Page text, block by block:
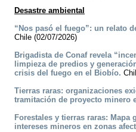
Desastre ambiental
“Nos pasó el fuego”: un relato
Chile (02/07/2026)
Brigadista de Conaf revela
limpieza de predios y
crisis del fuego en el Biobío.
Tierras raras: organizaciones
tramitación de proyecto minero
Forestales y tierras raras:
intereses mineros en zonas